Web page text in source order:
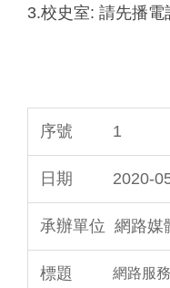
3.校史室: 請先播
1
2020-
網路媒
網路服